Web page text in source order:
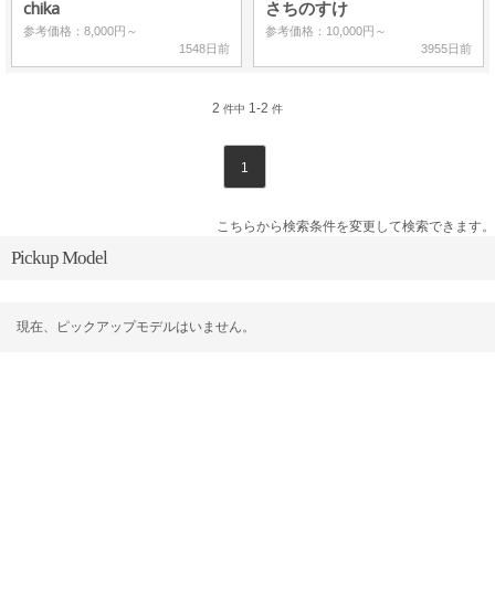
chika
参考価格：8,000円～
1548日前
さちのすけ
参考価格：10,000円～
3955日前
2 件中 1-2 件
1
こちらから検索条件を変更して検索できます。
Pickup Model
現在、ピックアップモデルはいません。